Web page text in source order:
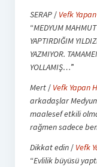
SERAP/ Vefk
“MEDYUM
YAPTIRDIĞIM
YAZMIYOR.
YOLLAMIŞ…”
Mert/ Vefk Yapan
arkadaşlar
maalesef etkili
rağmen sadece
Dikkat edin/ Vefk
“Evlilik büyüsü